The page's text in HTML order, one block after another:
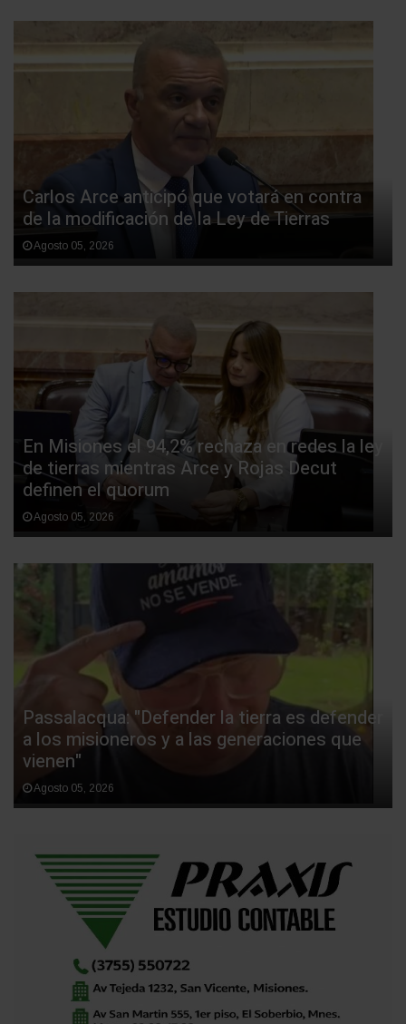
Carlos Arce anticipó que votará en contra
de la modificación de la Ley de Tierras
Agosto 05, 2026
En Misiones el 94,2% rechaza en redes la ley
de tierras mientras Arce y Rojas Decut
definen el quorum
Agosto 05, 2026
Passalacqua: "Defender la tierra es defender
a los misioneros y a las generaciones que
vienen"
Agosto 05, 2026